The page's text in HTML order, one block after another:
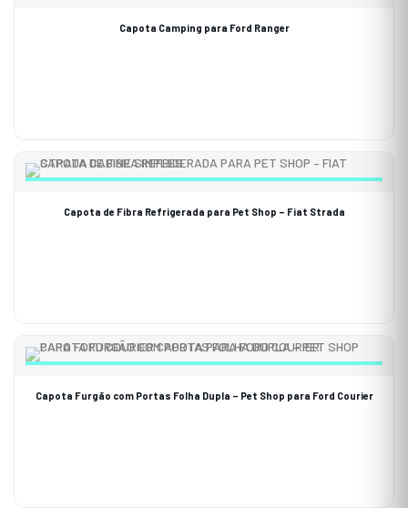
Capota Camping para Ford Ranger
Capota de Fibra Refrigerada para Pet Shop – Fiat Strada
Capota Furgão com Portas Folha Dupla – Pet Shop para Ford Courier